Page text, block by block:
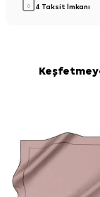
4 Taksit İmkanı